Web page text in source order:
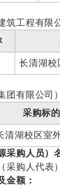
筑工程有限
长清湖校
团有限公司）
采购标的
清湖校区室
采购人员）
采购人代表）
金额：